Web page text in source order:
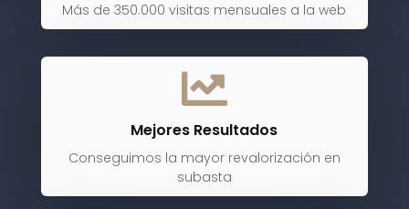
Más de 350.000 visitas mensuales a la web

Mejores Resultados
Conseguimos la mayor revalorización en
subasta